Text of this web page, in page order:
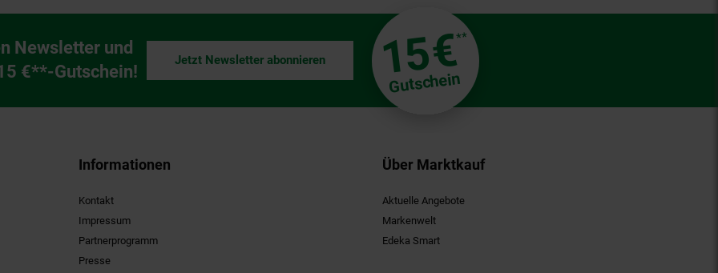
Newsletter und
€**-Gutschein!
15€**
Gutschein
Jetzt Newsletter abonnieren
Informationen
Kontakt
Impressum
Partnerprogramm
Presse
Über Marktkauf
Aktuelle Angebote
Markenwelt
Edeka Smart